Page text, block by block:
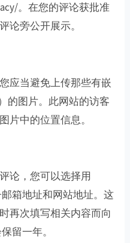
。在您的评论获批准
论旁公开展示。
应当避免上传那些有嵌
的图片。此网站的访客
片中的位置信息。
论，您可以选择用
箱地址和网站地址。这
再次填写相关内容而向
留一年。